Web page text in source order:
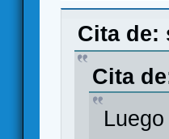
Cita de:
Cita